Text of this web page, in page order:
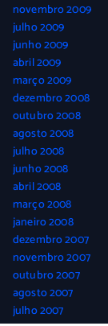
novembro 2009
julho 2009
junho 2009
abril 2009
março 2009
dezembro 2008
outubro 2008
agosto 2008
julho 2008
junho 2008
abril 2008
março 2008
janeiro 2008
dezembro 2007
novembro 2007
outubro 2007
agosto 2007
julho 2007